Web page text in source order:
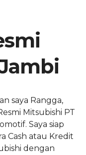
saya Rangga,
Mitsubishi PT
Saya siap
Cash atau Kredit
dengan